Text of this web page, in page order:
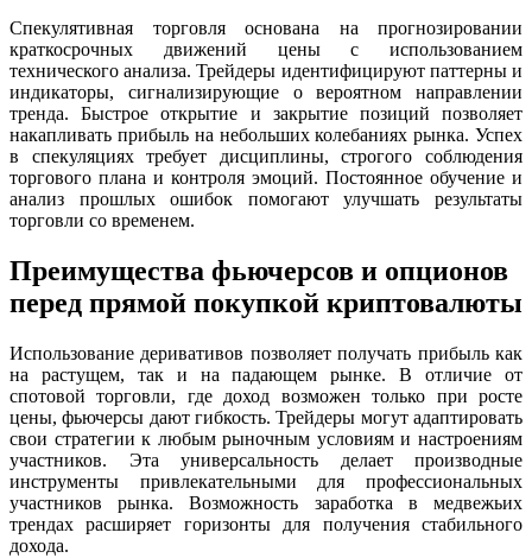
Спекулятивная торговля основана на прогнозировании
краткосрочных движений цены с использованием
технического анализа. Трейдеры идентифицируют паттерны и
индикаторы, сигнализирующие о вероятном направлении
тренда. Быстрое открытие и закрытие позиций позволяет
накапливать прибыль на небольших колебаниях рынка. Успех
в спекуляциях требует дисциплины, строгого соблюдения
торгового плана и контроля эмоций. Постоянное обучение и
анализ прошлых ошибок помогают улучшать результаты
торговли со временем.
Преимущества фьючерсов и опционов
перед прямой покупкой криптовалюты
Использование деривативов позволяет получать прибыль как
на растущем, так и на падающем рынке. В отличие от
спотовой торговли, где доход возможен только при росте
цены, фьючерсы дают гибкость. Трейдеры могут адаптировать
свои стратегии к любым рыночным условиям и настроениям
участников. Эта универсальность делает производные
инструменты привлекательными для профессиональных
участников рынка. Возможность заработка в медвежьих
трендах расширяет горизонты для получения стабильного
дохода.